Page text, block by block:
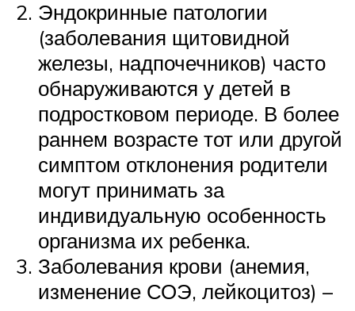
Эндокринные патологии
(заболевания щитовидной
железы, надпочечников) часто
обнаруживаются у детей в
подростковом периоде. В более
раннем возрасте тот или другой
симптом отклонения родители
могут принимать за
индивидуальную особенность
организма их ребенка.
Заболевания крови (анемия,
изменение СОЭ, лейкоцитоз) –